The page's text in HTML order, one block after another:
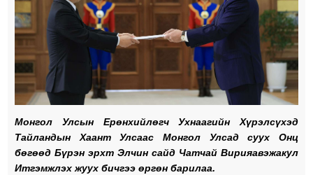
Монгол Улсын Ерөнхийлөгч Ухнаагийн Хүрэлсүхэд
Тайландын Хаант Улсаас Монгол Улсад суух Онц
бөгөөд Бүрэн эрхт Элчин сайд Чатчай Вирияавэжакул
Итгэмжлэх жуух бичгээ өргөн барилаа.